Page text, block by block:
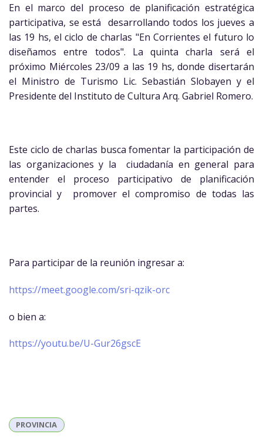
En el marco del proceso de planificación estratégica
participativa, se está desarrollando todos los jueves a
las 19 hs, el ciclo de charlas "En Corrientes el futuro lo
diseñamos entre todos". La quinta charla será el
próximo Miércoles 23/09 a las 19 hs, donde disertarán
el Ministro de Turismo Lic. Sebastián Slobayen y el
Presidente del Instituto de Cultura Arq. Gabriel Romero.
Este ciclo de charlas busca fomentar la participación de
las organizaciones y la ciudadanía en general para
entender el proceso participativo de planificación
provincial y promover el compromiso de todas las
partes.
Para participar de la reunión ingresar a:
https://meet.google.com/sri-qzik-orc
o bien a:
https://youtu.be/U-Gur26gscE
PROVINCIA